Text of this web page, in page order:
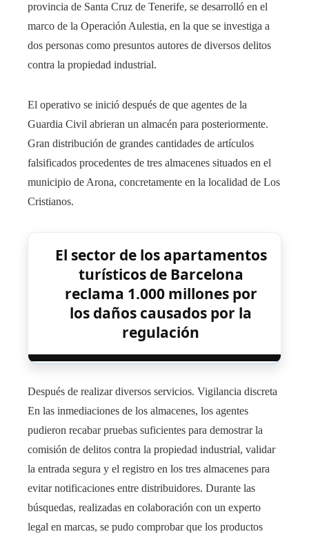
provincia de Santa Cruz de Tenerife, se desarrolló en el
marco de la Operación Aulestia, en la que se investiga a
dos personas como presuntos autores de diversos delitos
contra la propiedad industrial.
El operativo se inició después de que agentes de la
Guardia Civil abrieran un almacén para posteriormente.
Gran distribución de grandes cantidades de artículos
falsificados procedentes de tres almacenes situados en el
municipio de Arona, concretamente en la localidad de Los
Cristianos.
El sector de los apartamentos
turísticos de Barcelona
reclama 1.000 millones por
los daños causados ​​por la
regulación
Después de realizar diversos servicios. Vigilancia discreta
En las inmediaciones de los almacenes, los agentes
pudieron recabar pruebas suficientes para demostrar la
comisión de delitos contra la propiedad industrial, validar
la entrada segura y el registro en los tres almacenes para
evitar notificaciones entre distribuidores. Durante las
búsquedas, realizadas en colaboración con un experto
legal en marcas, se pudo comprobar que los productos